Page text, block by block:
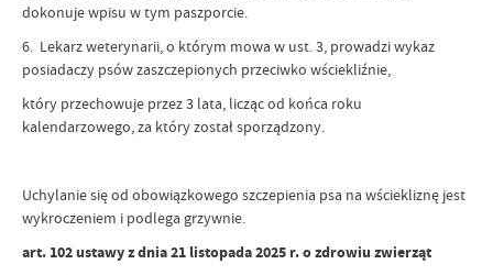
dokonuje wpisu w tym paszporcie.
6. Lekarz weterynarii, o którym mowa w ust. 3, prowadzi wykaz
posiadaczy psów zaszczepionych przeciwko wściekliźnie,
który przechowuje przez 3 lata, licząc od końca roku
kalendarzowego, za który został sporządzony.
Uchylanie się od obowiązkowego szczepienia psa na wściekliznę jest
wykroczeniem i podlega grzywnie.
art. 102 ustawy z dnia 21 listopada 2025 r. o zdrowiu zwierząt